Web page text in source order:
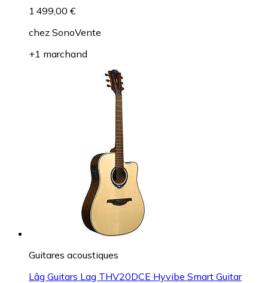
1 499,00 €
chez SonoVente
+1 marchand
Guitares acoustiques
Lâg Guitars Lag THV20DCE Hyvibe Smart Guitar